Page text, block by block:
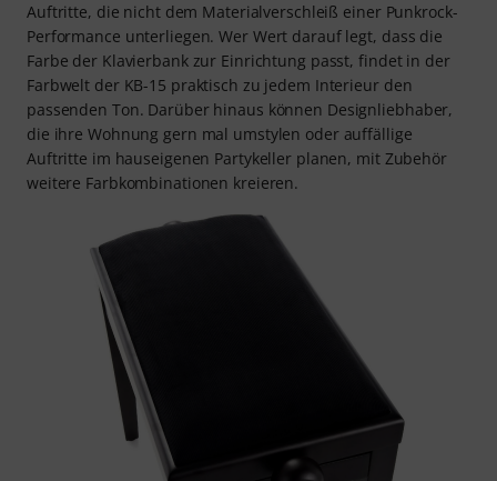
Auftritte, die nicht dem Materialverschleiß einer Punkrock-
Performance unterliegen. Wer Wert darauf legt, dass die
Farbe der Klavierbank zur Einrichtung passt, findet in der
Farbwelt der KB-15 praktisch zu jedem Interieur den
passenden Ton. Darüber hinaus können Designliebhaber,
die ihre Wohnung gern mal umstylen oder auffällige
Auftritte im hauseigenen Partykeller planen, mit Zubehör
weitere Farbkombinationen kreieren.